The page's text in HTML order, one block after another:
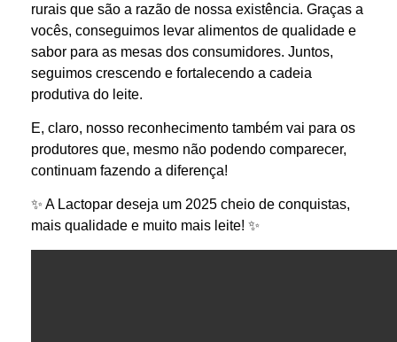
rurais que são a razão de nossa existência. Graças a
vocês, conseguimos levar alimentos de qualidade e
sabor para as mesas dos consumidores. Juntos,
seguimos crescendo e fortalecendo a cadeia
produtiva do leite.
E, claro, nosso reconhecimento também vai para os
produtores que, mesmo não podendo comparecer,
continuam fazendo a diferença!
✨ A Lactopar deseja um 2025 cheio de conquistas,
mais qualidade e muito mais leite! ✨